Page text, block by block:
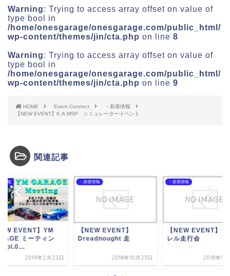
Warning: Trying to access array offset on value of
type bool in
/home/onesgarage/onesgarage.com/public_html/
wp-content/themes/jin/cta.php on line 8
Warning: Trying to access array offset on value of
type bool in
/home/onesgarage/onesgarage.com/public_html/
wp-content/themes/jin/cta.php on line 9
HOME Event Connect
－新着情報
【NEW EVENT】K.A.MSP シミュレーターイベント
関連記事
情報
EVENT】
走
2018年10月25日
－新着情報
【NEW EVENT】シャク
レル走行会
2018年9月29日
－新着情報
【NEW EVENT】
GARAGE ミーティ
2019年2